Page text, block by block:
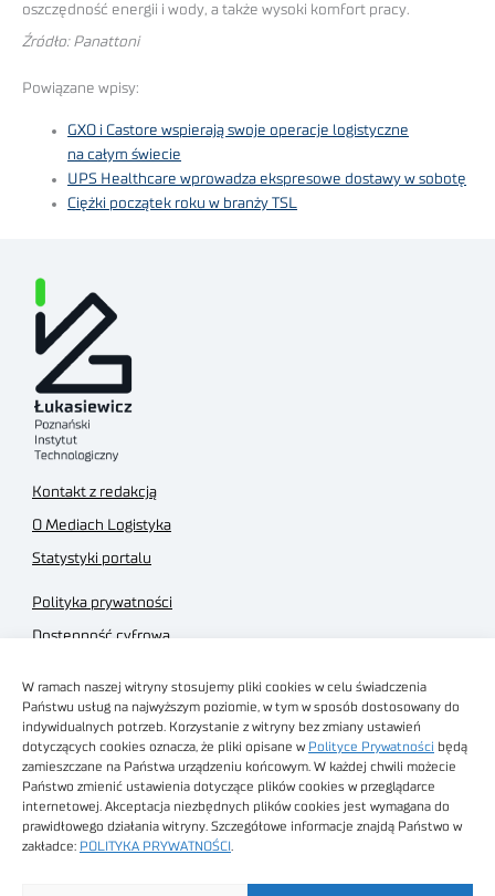
W ramach naszej witryny stosujemy pliki cookies w celu świadczenia
Państwu usług na najwyższym poziomie, w tym w sposób dostosowany do
indywidualnych potrzeb. Korzystanie z witryny bez zmiany ustawień
dotyczących cookies oznacza, że pliki opisane w Polityce Prywatności będą
zamieszczane na Państwa urządzeniu końcowym. W każdej chwili możecie
Państwo zmienić ustawienia dotyczące plików cookies w przeglądarce
internetowej. Akceptacja niezbędnych plików cookies jest wymagana do
prawidłowego działania witryny. Szczegółowe informacje znajdą Państwo w
zakładce: POLITYKA PRYWATNOŚCI
oszczędność energii i wody, a także wysoki komfort pracy.
Źródło: Panattoni
Powiązane wpisy:
GXO i Castore wspierają swoje operacje logistyczne
na całym świecie
UPS Healthcare wprowadza ekspresowe dostawy w sobotę
Ciężki początek roku w branży TSL
Kontakt z redakcją
O Mediach Logistyka
Statystyki portalu
Polityka prywatności
Dostępność cyfrowa
Regulamin sklepu
Obrazy stockowe
autorstwa